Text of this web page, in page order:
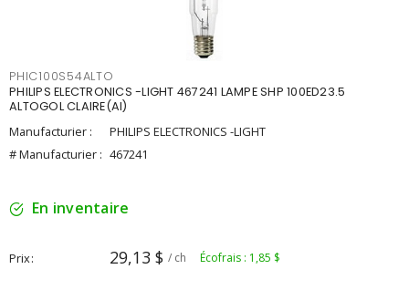
PHIC100S54ALTO
PHILIPS ELECTRONICS -LIGHT 467241 LAMPE SHP 100ED23.5
ALTOGOL CLAIRE(AI)
Manufacturier :
PHILIPS ELECTRONICS -LIGHT
# Manufacturier : 467241
En inventaire
Prix 29,13 $ / ch Écofrais : 1,85 $